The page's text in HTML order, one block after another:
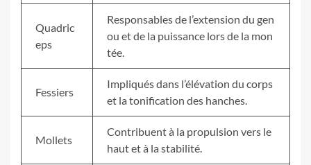
Quadric
eps
Responsables de l’extension du gen
ou et de la puissance lors de la mon
tée.
Fessiers
Impliqués dans l’élévation du corps
et la tonification des hanches.
Mollets
Contribuent à la propulsion vers le
haut et à la stabilité.